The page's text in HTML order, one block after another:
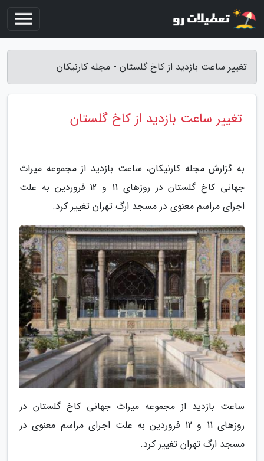
تغییر ساعت بازدید از کاخ گلستان - مجله کارنیکان
تغییر ساعت بازدید از کاخ گلستان
به گزارش مجله کارنیکان، ساعت بازدید از مجموعه میراث
جهانی کاخ گلستان در روزهای 11 و 12 فروردین به علت
اجرای مراسم معنوی در مسجد ارگ تهران تغییر کرد.
ساعت بازدید از مجموعه میراث جهانی کاخ گلستان در
روزهای 11 و 12 فروردین به علت اجرای مراسم معنوی در
مسجد ارگ تهران تغییر کرد.